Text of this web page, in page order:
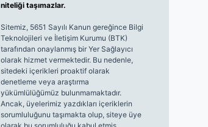
niteliği taşımazlar.
Sitemiz, 5651 Sayılı Kanun gereğince Bilgi
Teknolojileri ve İletişim Kurumu (BTK)
tarafından onaylanmış bir Yer Sağlayıcı
olarak hizmet vermektedir. Bu nedenle,
sitedeki içerikleri proaktif olarak
denetleme veya araştırma
yükümlülüğümüz bulunmamaktadır.
Ancak, üyelerimiz yazdıkları içeriklerin
sorumluluğunu taşımakta olup, siteye üye